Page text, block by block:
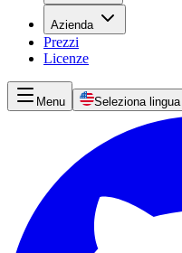
Azienda
Prezzi
Licenze
Menu Seleziona lingua